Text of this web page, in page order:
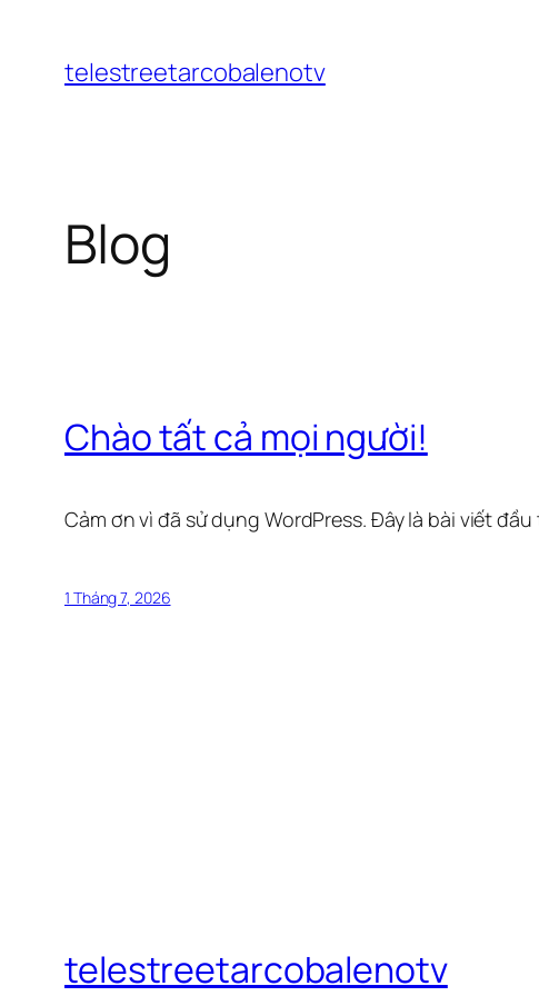
telestreetarcobalenotv
Blog
Chào tất cả mọi người!
Cảm ơn vì đã sử dụng WordPress. Đây là bài viết
1 Tháng 7, 2026
telestreetarcobalenotv